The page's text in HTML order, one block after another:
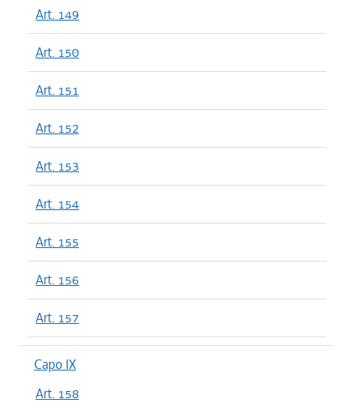
Art. 149
Art. 150
Art. 151
Art. 152
Art. 153
Art. 154
Art. 155
Art. 156
Art. 157
Capo IX
Art. 158